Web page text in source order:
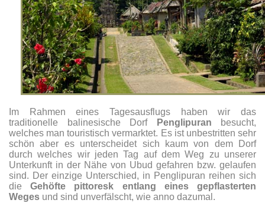
Im Rahmen eines Tagesausflugs haben wir das
traditionelle balinesische Dorf
Penglipuran besucht,
welches man touristisch vermarktet. Es ist unbestritten sehr
schön aber es unterscheidet sich kaum von dem Dorf
durch welches wir jeden Tag auf dem Weg zu unserer
Unterkunft in der Nähe von Ubud gefahren bzw. gelaufen
sind. Der einzige Unterschied, in Penglipuran reihen sich
dieGehöfte pittoresk entlang eines gepflasterten
Weges und sind unverfälscht, wie anno dazumal.